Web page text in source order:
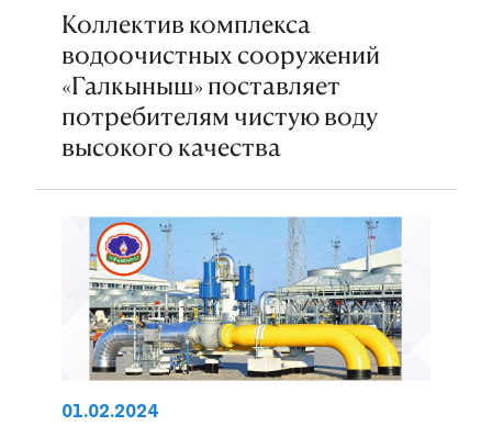
Коллектив комплекса
водоочистных сооружений
«Галкыныш» поставляет
потребителям чистую воду
высокого качества
01.02.2024